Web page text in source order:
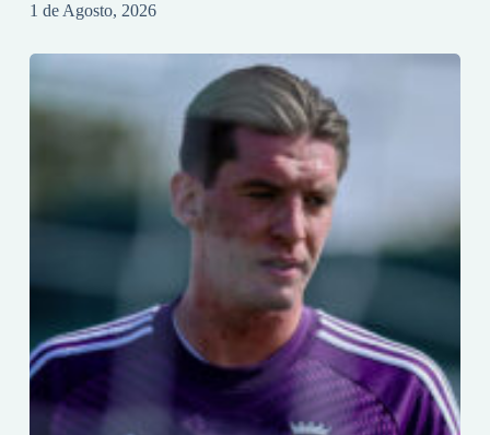
1 de Agosto, 2026